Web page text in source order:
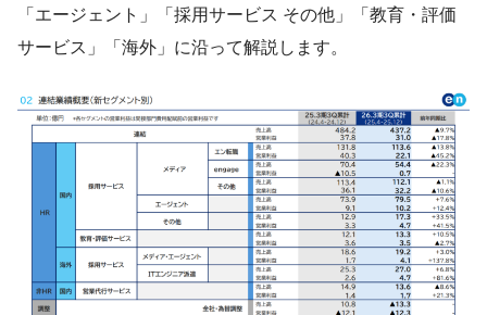
「エージェント」「採用サービス その他」「教育・評価
サービス」「海外」に沿って解説します。